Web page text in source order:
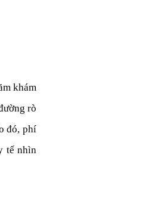
khám
rò
đó, phí
tế nhìn